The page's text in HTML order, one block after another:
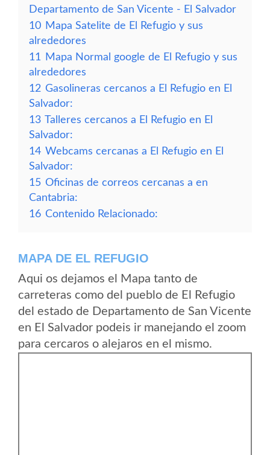
Departamento de San Vicente - El Salvador
10 Mapa Satelite de El Refugio y sus
alrededores
11
Mapa Normal google de El Refugio y sus
alrededores
12 Gasolineras cercanos a El Refugio en El
Salvador:
13 Talleres cercanos a El Refugio en El
Salvador:
14 Webcams cercanas a El Refugio en El
Salvador:
15 Oficinas de correos cercanas a en
Cantabria:
16 Contenido Relacionado:
MAPA DE EL REFUGIO
Aqui os dejamos el Mapa tanto de
carreteras como del pueblo de El Refugio
del estado de Departamento de San Vicente
en El Salvador podeis ir manejando el zoom
para cercaros o alejaros en el mismo.